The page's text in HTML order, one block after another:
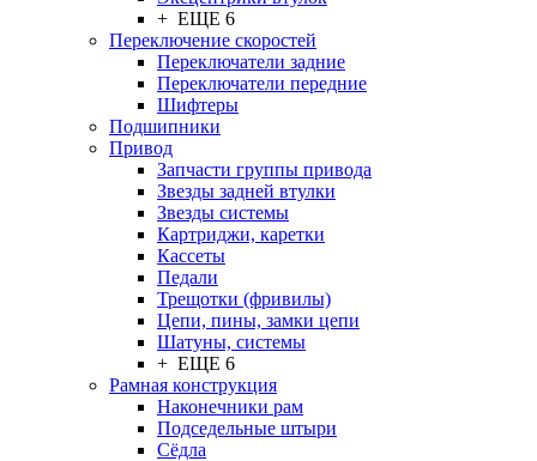
+ ЕЩЕ 6
Переключение скоростей
Переключатели задние
Переключатели передние
Шифтеры
Подшипники
Привод
Запчасти группы привода
Звезды задней втулки
Звезды системы
Картриджи, каретки
Кассеты
Педали
Трещотки (фривилы)
Цепи, пины, замки цепи
Шатуны, системы
+ ЕЩЕ 6
Рамная конструкция
Наконечники рам
Подседельные штыри
Сёдла